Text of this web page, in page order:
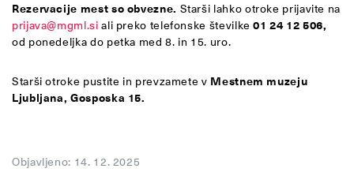
Rezervacije mest so obvezne. Starši lahko otroke prijavite na
prijava@mgml.si ali preko telefonske številke01 24 12 506,
od ponedeljka do petka med 8. in 15. uro.
Starši otroke pustite in prevzamete v Mestnem muzeju
Ljubljana, Gosposka 15.
Objavljeno: 14. 12. 2025